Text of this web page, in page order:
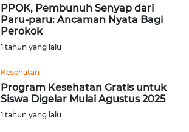
PPOK, Pembunuh Senyap dari
Paru-paru: Ancaman Nyata Bagi
Perokok
1 tahun yang lalu
Kesehatan
Program Kesehatan Gratis untuk
Siswa Digelar Mulai Agustus 2025
1 tahun yang lalu